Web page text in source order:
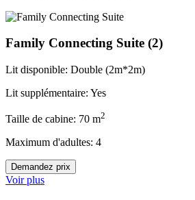
Family Connecting Suite (2)
Lit disponible: Double (2m*2m)
Lit supplémentaire: Yes
Taille de cabine: 70 m2
Maximum d'adultes: 4
Demandez prix
Voir plus